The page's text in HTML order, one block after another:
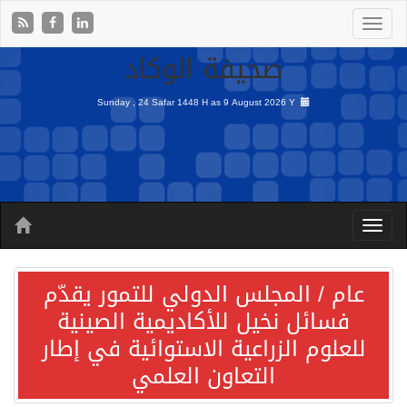
صحيفة الوكاد
Sunday , 24 Safar 1448 H as9 August 2026 Y
عام / المجلس الدولي للتمور يقدّم
فسائل نخيل للأكاديمية الصينية
للعلوم الزراعية الاستوائية في إطار
التعاون العلمي